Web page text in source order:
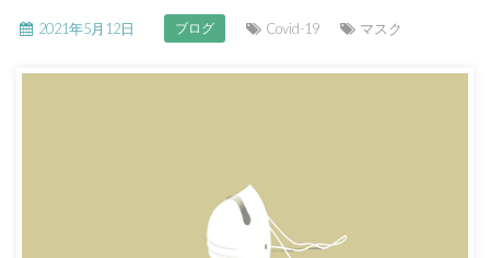
2021年5月12日 ブログ Covid-19 マスク